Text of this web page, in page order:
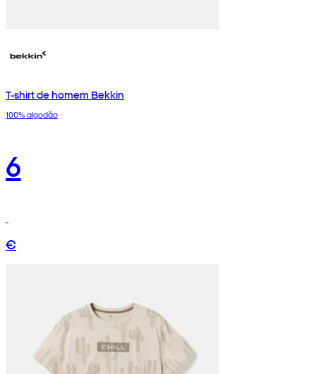
T-shirt de homem Bekkin
100% algodão
6
€